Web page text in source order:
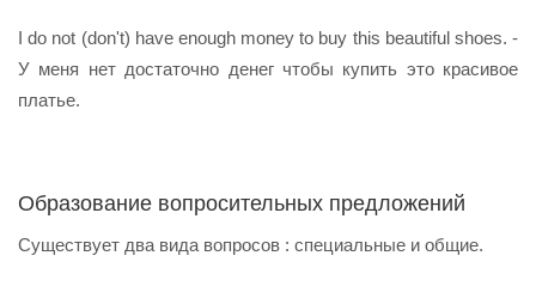
I do not (don't) have enough money to buy this beautiful shoes. -
У меня нет достаточно денег чтобы купить это красивое
платье.
Образование вопросительных предложений
Существует два вида вопросов : специальные и общие.